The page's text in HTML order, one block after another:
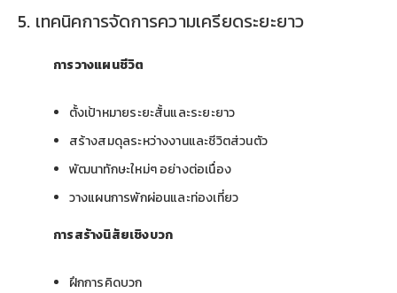
5. เทคนิคการจัดการความเครียดระยะยาว
การวางแผนชีวิต
ตั้งเป้าหมายระยะสั้นและระยะยาว
สร้างสมดุลระหว่างงานและชีวิตส่วนตัว
พัฒนาทักษะใหม่ๆ อย่างต่อเนื่อง
วางแผนการพักผ่อนและท่องเที่ยว
การสร้างนิสัยเชิงบวก
ฝึกการคิดบวก